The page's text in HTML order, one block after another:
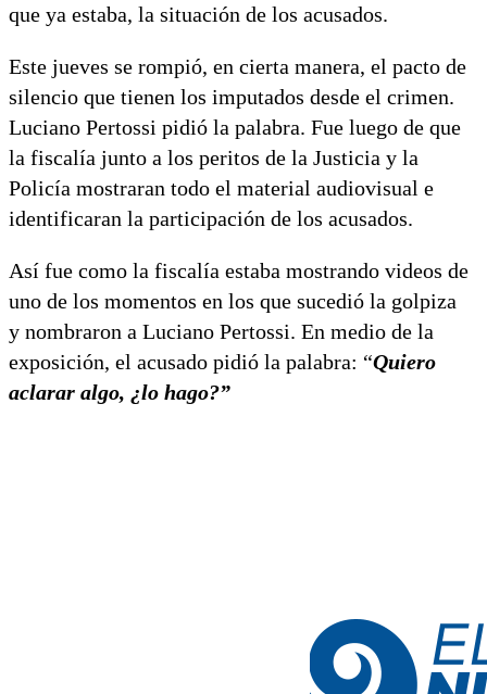
que ya estaba, la situación de los acusados.
Este jueves se rompió, en cierta manera, el pacto de
silencio que tienen los imputados desde el crimen.
Luciano Pertossi pidió la palabra. Fue luego de que
la fiscalía junto a los peritos de la Justicia y la
Policía mostraran todo el material audiovisual e
identificaran la participación de los acusados.
Así fue como la fiscalía estaba mostrando videos de
uno de los momentos en los que sucedió la golpiza
y nombraron a Luciano Pertossi. En medio de la
exposición, el acusado pidió la palabra: “Quiero
aclarar algo, ¿lo hago?”